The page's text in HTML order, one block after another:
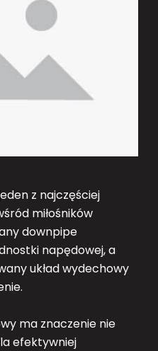
z najczęściej
miłośników
downpipe
napędowej, a
układ wydechowy
ma znaczenie nie
efektywniej